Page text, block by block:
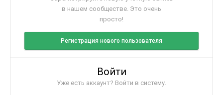
в нашем сообществе. Это очень
просто!
Регистрация нового пользователя
Войти
Уже есть аккаунт? Войти в систему.